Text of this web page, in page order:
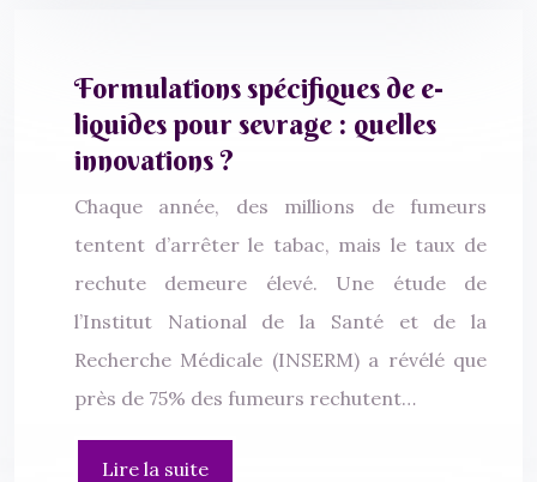
Formulations spécifiques de e-
liquides pour sevrage : quelles
innovations ?
Chaque année, des millions de fumeurs
tentent d’arrêter le tabac, mais le taux de
rechute demeure élevé. Une étude de
l’Institut National de la Santé et de la
Recherche Médicale (INSERM) a révélé que
près de 75% des fumeurs rechutent…
Lire la suite